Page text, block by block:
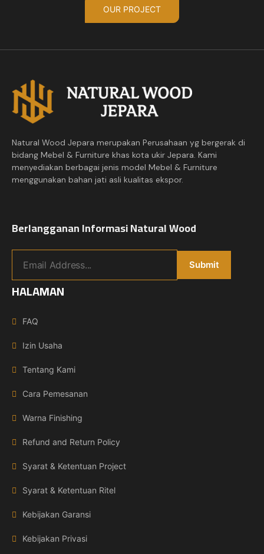
OUR PROJECT
Natural Wood Jepara merupakan Perusahaan yg bergerak di
bidang Mebel & Furniture khas kota ukir Jepara. Kami
menyediakan berbagai jenis model Mebel & Furniture
menggunakan bahan jati asli kualitas ekspor.
Berlangganan Informasi Natural Wood
HALAMAN
FAQ
Izin Usaha
Tentang Kami
Cara Pemesanan
Warna Finishing
Refund and Return Policy
Syarat & Ketentuan Project
Syarat & Ketentuan Ritel
Kebijakan Garansi
Kebijakan Privasi